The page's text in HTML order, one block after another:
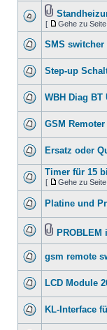
[ Gehe zu Seite:
SMS
Step-up
WBH Diag BT
GSM Remoter
Ersatz oder
Timer für 15
[ Gehe zu Seite:
Platine und
gsm remote
LCD Module
KL-Interface